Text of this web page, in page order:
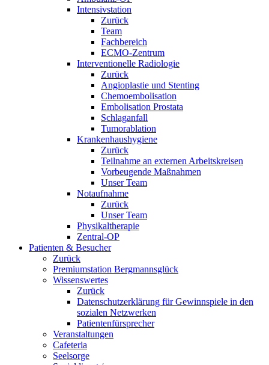
Intensivstation
Zurück
Team
Fachbereich
ECMO-Zentrum
Interventionelle Radiologie
Zurück
Angioplastie und Stenting
Chemoembolisation
Embolisation Prostata
Schlaganfall
Tumorablation
Krankenhaushygiene
Zurück
Teilnahme an externen Arbeitskreisen
Vorbeugende Maßnahmen
Unser Team
Notaufnahme
Zurück
Unser Team
Physikaltherapie
Zentral-OP
Patienten & Besucher
Zurück
Premiumstation Bergmannsglück
Wissenswertes
Zurück
Datenschutzerklärung für Gewinnspiele in den
sozialen Netzwerken
Patientenfürsprecher
Veranstaltungen
Cafeteria
Seelsorge